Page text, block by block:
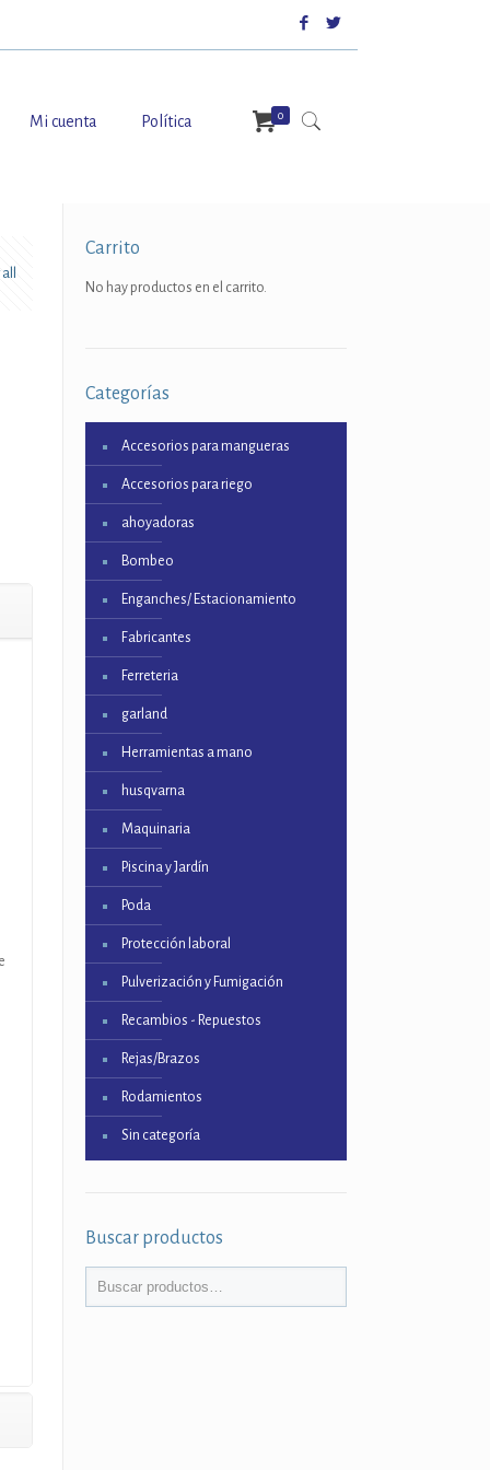
Mi cuenta Política 0
Carrito
No hay productos en el carrito.
Categorías
Accesorios para mangueras
Accesorios para riego
ahoyadoras
Bombeo
Enganches/ Estacionamiento
Fabricantes
Ferreteria
garland
Herramientas a mano
husqvarna
Maquinaria
Piscina y Jardín
Poda
Protección laboral
Pulverización y Fumigación
Recambios - Repuestos
Rejas/Brazos
Rodamientos
Sin categoría
Buscar productos